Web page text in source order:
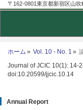
〒162-0801東京都新宿区山
ホーム Vol. 10 - No. 1
Journal of JCIC 10(1): 14-
doi:10.20599/jjcic.10.14
Annual Report